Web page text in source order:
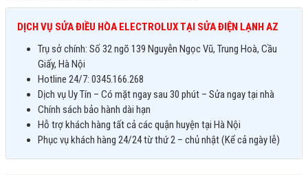
DỊCH VỤ SỬA ĐIỀU HÒA ELECTROLUX TẠI SỬA ĐIỆN LẠNH AZ
Trụ sở chính: Số 32 ngõ 139 Nguyễn Ngọc Vũ, Trung Hoà, Cầu
Giấy, Hà Nội
Hotline 24/7: 0345.166.268
Dịch vụ Uy Tín – Có mặt ngay sau 30 phút – Sửa ngay tại nhà
Chính sách bảo hành dài hạn
Hỗ trợ khách hàng tất cả các quận huyện tại Hà Nội
Phục vụ khách hàng 24/24 từ thứ 2 – chủ nhật (Kể cả ngày lễ)